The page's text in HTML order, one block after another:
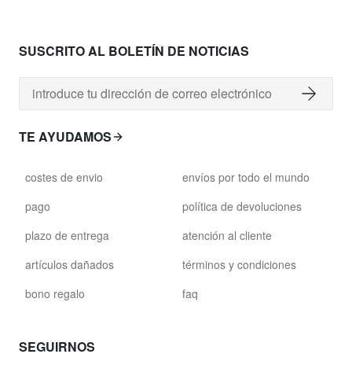
SUSCRITO AL BOLETÍN DE NOTICIAS
TE AYUDAMOS
costes de envio
pago
plazo de entrega
artículos dañados
bono regalo
envíos por todo el mundo
política de devoluciones
atención al cliente
términos y condiciones
faq
SEGUIRNOS